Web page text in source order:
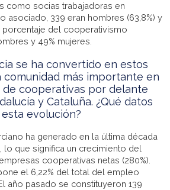
como socias trabajadoras en
asociado, 339 eran hombres (63,8%) y
porcentaje del cooperativismo
y 49% mujeres.
se ha convertido en estos
comunidad más importante en
cooperativas por delante
y Cataluña. ¿Qué datos
evolución?
ha generado en la última década
lo que significa un crecimiento del
cooperativas netas (280%).
el 6,22% del total del empleo
año pasado se constituyeron 139